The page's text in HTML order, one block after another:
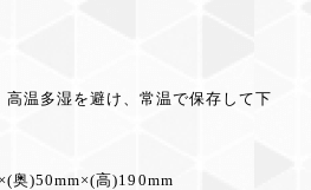
温多湿を避け、常温で保存して下
)50mm×(高)190mm